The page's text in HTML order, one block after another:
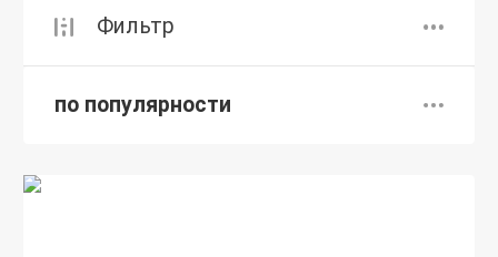
Фильтр
по популярности